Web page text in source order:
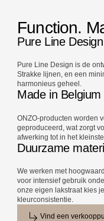
Function.
Pure Line Design
Pure Line Design is de
Strakke lijnen, en een
harmonieus geheel.
Made in Belgium
ONZO-producten worden
geproduceerd, wat zorgt
afwerking tot in het kleinste
Duurzame
We werken met
voor intensief gebruik
onze eigen lakstraat kies
kleurconsistentie.
Vind een